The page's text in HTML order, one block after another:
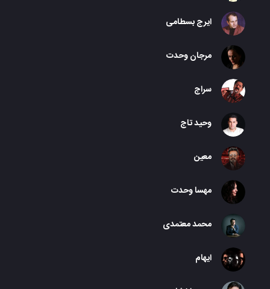
ایرج بسطامی
مرجان وحدت
سراج
وحید تاج
معین
مهسا وحدت
محمد معتمدی
ایهام